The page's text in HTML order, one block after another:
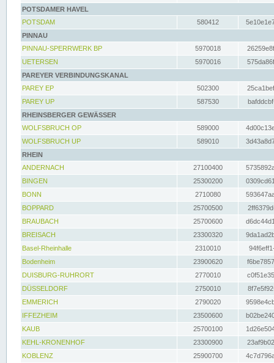
POTSDAMER HAVEL
POTSDAM
580412
PINNAU
PINNAU-SPERRWERK BP
5970018
UETERSEN
5970016
PAREYER VERBINDUNGSKANAL
PAREY EP
502300
PAREY UP
587530
RHEINSBERGER GEWÄSSER
WOLFSBRUCH OP
589000
WOLFSBRUCH UP
589010
RHEIN
ANDERNACH
27100400
BINGEN
25300200
BONN
2710080
BOPPARD
25700500
BRAUBACH
25700600
BREISACH
23300320
Basel-Rheinhalle
2310010
Bodenheim
23900620
DUISBURG-RUHRORT
2770010
DÜSSELDORF
2750010
EMMERICH
2790020
IFFEZHEIM
23500600
KAUB
25700100
KEHL-KRONENHOF
23300900
KOBLENZ
25900700